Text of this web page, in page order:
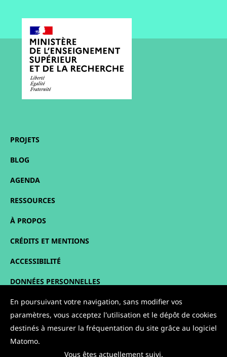
PROJETS
BLOG
AGENDA
RESSOURCES
À PROPOS
CRÉDITS ET MENTIONS
ACCESSIBILITÉ
DONNÉES PERSONNELLES
PLAN DU SITE
En poursuivant votre navigation, sans modifier vos
paramètres, vous acceptez l'utilisation et le dépôt de cookies
destinés à mesurer la fréquentation du site grâce au logiciel
Matomo.
Vous êtes actuellement suivi.